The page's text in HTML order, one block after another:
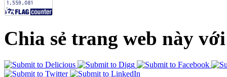
Chia sẻ trang web này